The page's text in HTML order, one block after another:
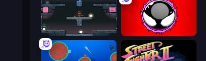
Arena Splatmans